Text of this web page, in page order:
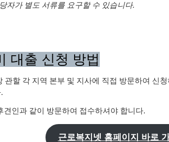
자가 별도 서류를 요구할 수 있습니다.
대출 신청 방법
할 각 지역 본부 및 지사에 직접 방문하여 신
인과 같이 방문하여 접수하셔야 합니다.
근로복지넷 홈페이지 바로 가